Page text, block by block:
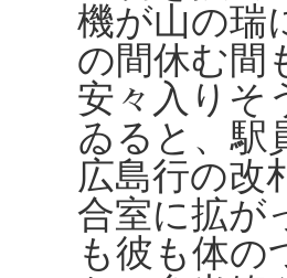
機が山の瑞
の間休む間
安々入りそ
ゐると、駅
広島行の改
合室に拡が
も彼も体の